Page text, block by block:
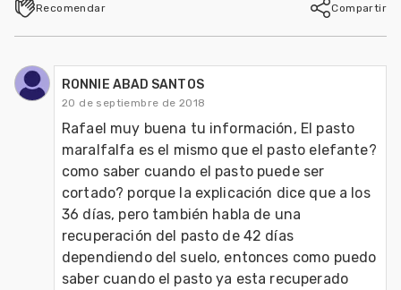
Recomendar Compartir
RONNIE ABAD SANTOS
20 de septiembre de 2018
Rafael muy buena tu información, El pasto
maralfalfa es el mismo que el pasto elefante?
como saber cuando el pasto puede ser
cortado? porque la explicación dice que a los
36 días, pero también habla de una
recuperación del pasto de 42 días
dependiendo del suelo, entonces como puedo
saber cuando el pasto ya esta recuperado